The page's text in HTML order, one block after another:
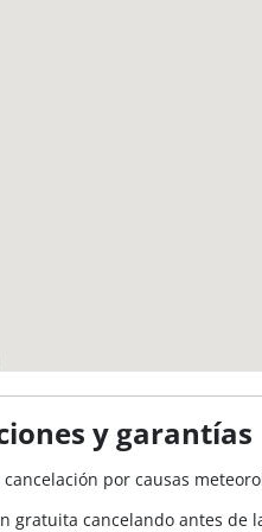
y garantías
cancelación por causas
gratuita cancelando antes de